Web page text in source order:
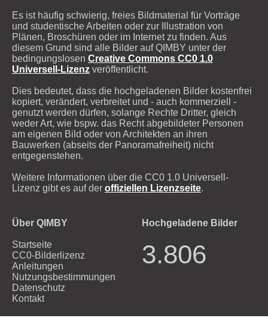
Es ist häufig schwierig, freies Bildmaterial für Vorträge
und studentische Arbeiten oder zur Illustration von
Plänen, Broschüren oder im Internet zu finden. Aus
diesem Grund sind alle Bilder auf QIMBY unter der
bedingungslosen Creative Commons CC0 1.0
Universell-Lizenz veröffentlicht.
Dies bedeutet, dass die hochgeladenen Bilder kostenfrei
kopiert, verändert, verbreitet und - auch kommerziell -
genutzt werden dürfen, solange Rechte Dritter, gleich
weder Art, wie bspw. das Recht abgebildeter Personen
am eigenen Bild oder von Architekten an ihren
Bauwerken (abseits der Panoramafreiheit) nicht
entgegenstehen.
Weitere Informationen über die CC0 1.0 Universell-
Lizenz gibt es auf der offiziellen Lizenzseite.
Über QIMBY
Startseite
CC0-Bilderlizenz
Anleitungen
Nutzungsbestimmungen
Datenschutz
Kontakt
Hochgeladene Bilder
3.806